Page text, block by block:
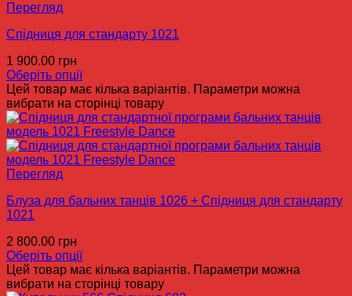
Перегляд
Спідниця для стандарту 1021
1 900.00 грн
Оберіть опції
Цей товар має кілька варіантів. Параметри можна
вибрати на сторінці товару
Перегляд
Блуза для бальних танців 1026 + Спідниця для стандарту
1021
2 800.00 грн
Оберіть опції
Цей товар має кілька варіантів. Параметри можна
вибрати на сторінці товару